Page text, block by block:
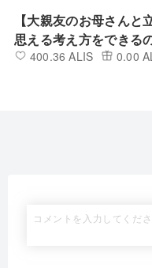
【大親友のお母さんと
思える考え方をできる
400.36 ALIS 0.00